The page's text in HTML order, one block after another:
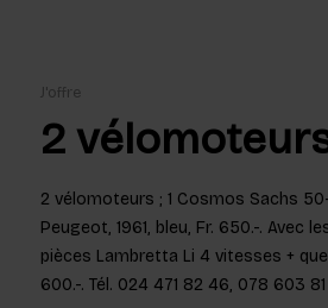
J'offre
2
2 vélomoteurs ; 1 Cosmos Sachs 50-
Peugeot, 1961, bleu, Fr. 650.-. Avec
pièces Lambretta Li 4 vitesses +
600.-. Tél. 024 471 82 46, 078 603